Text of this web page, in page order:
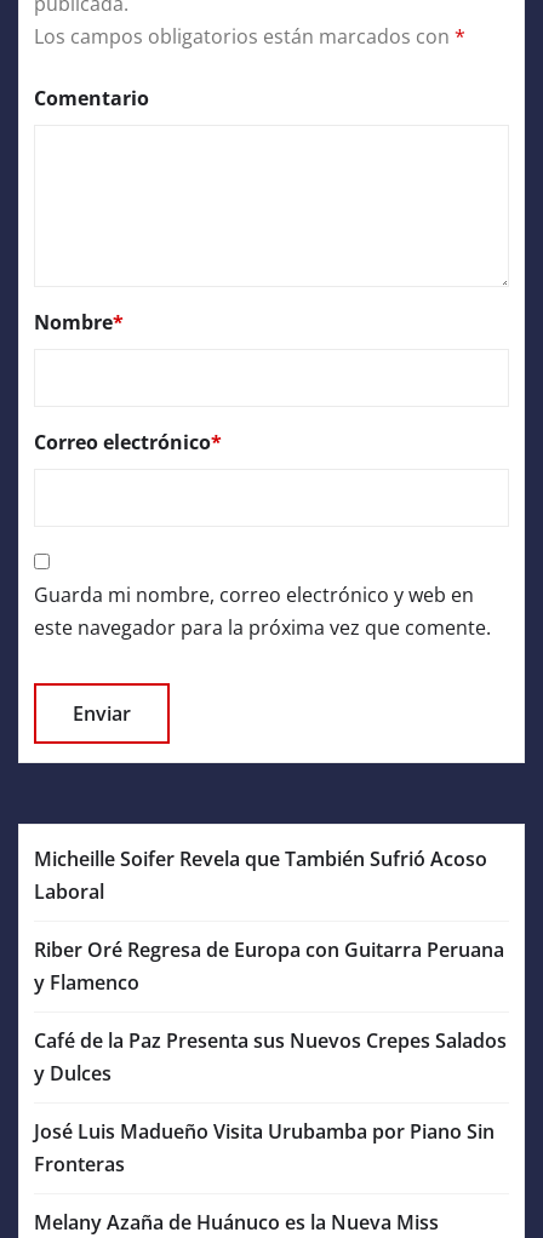
Los campos obligatorios están marcados con *
Comentario
Nombre*
Correo electrónico*
Guarda mi nombre, correo electrónico y web en
este navegador para la próxima vez que comente.
Micheille Soifer Revela que También Sufrió Acoso
Laboral
Riber Oré Regresa de Europa con Guitarra Peruana
y Flamenco
Café de la Paz Presenta sus Nuevos Crepes Salados
y Dulces
José Luis Madueño Visita Urubamba por Piano Sin
Fronteras
Melany Azaña de Huánuco es la Nueva Miss